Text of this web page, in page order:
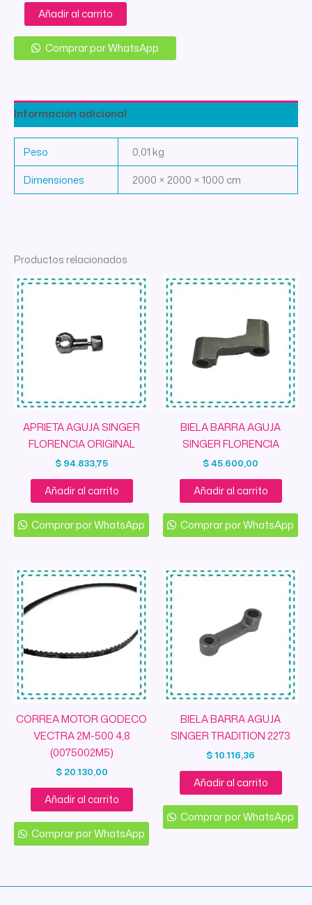
CARRETEL
INDUSTRIAL
RECTA
ALUMINIO
cantidad
Añadir al carrito
Comprar por WhatsApp
Información adicional
Peso
0,01 kg
Dimensiones
2000 × 2000 × 1000 cm
Productos relacionados
APRIETA AGUJA SINGER
FLORENCIA ORIGINAL
$ 94.833,75
Añadir al carrito
Comprar por WhatsApp
BIELA BARRA AGUJA
SINGER FLORENCIA
$45.600,00
Añadir al carrito
Comprar por WhatsApp
CORREA MOTOR GODECO
VECTRA 2M-500 4,8
(0075002M5)
$20.130,00
Añadir al carrito
Comprar por WhatsApp
BIELA BARRA AGUJA
SINGER TRADITION 2273
$10.116,36
Añadir al carrito
Comprar por WhatsApp